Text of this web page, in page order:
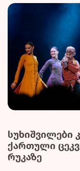
სუხიშვილები
ქართული
რუკაზე